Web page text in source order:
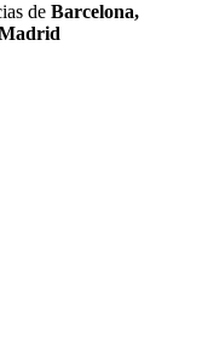
de Barcelona,